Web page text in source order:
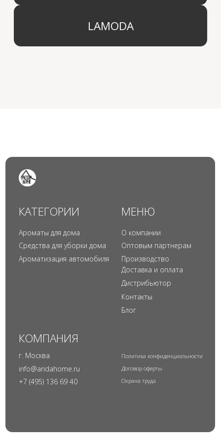
© 2024 Арида Хоум. Все права защищены